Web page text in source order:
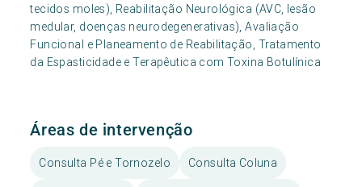
tecidos moles), Reabilitação Neurológica (AVC, lesão
medular, doenças neurodegenerativas), Avaliação
Funcional e Planeamento de Reabilitação, Tratamento
da Espasticidade e Terapêutica com Toxina Botulínica
Áreas de intervenção
Consulta Pé e Tornozelo Consulta Coluna